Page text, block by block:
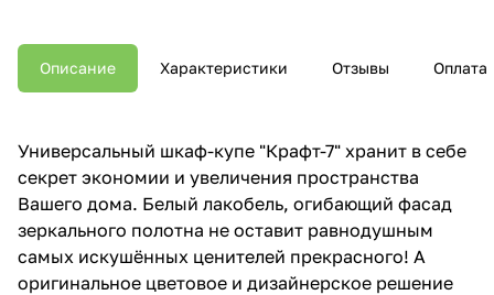
Описание Характеристики Отзывы Оплата
Универсальный шкаф-купе "Крафт-7" хранит в себе
секрет экономии и увеличения пространства
Вашего дома. Белый лакобель, огибающий фасад
зеркального полотна не оставит равнодушным
самых искушённых ценителей прекрасного! А
оригинальное цветовое и дизайнерское решение